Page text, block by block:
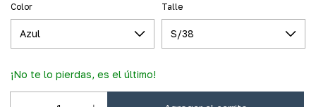
Color Talle
¡No te lo pierdas, es el último!